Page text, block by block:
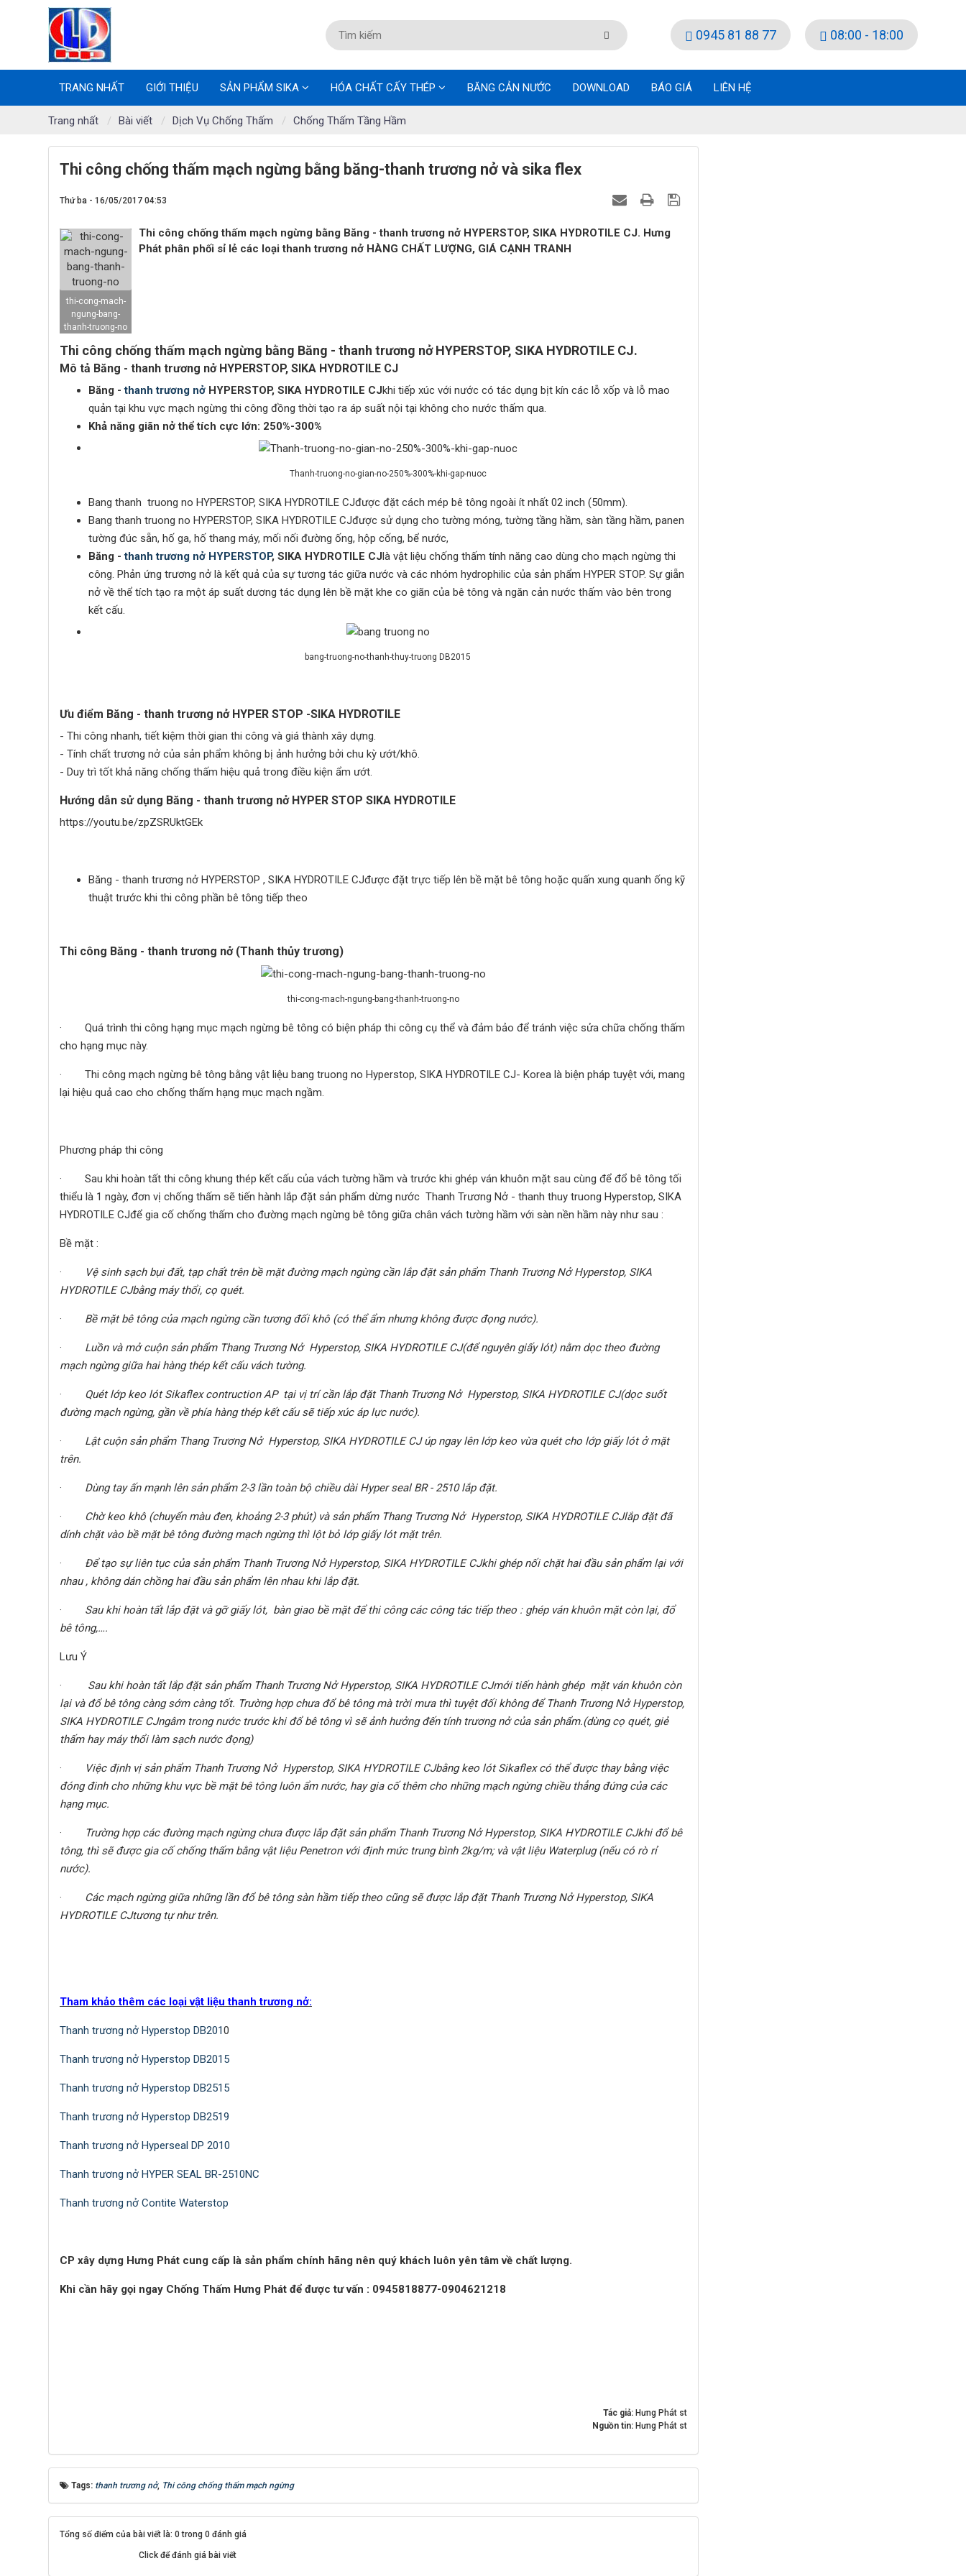
0945 81 88 77 08:00 - 18:00
TRANG NHẤT GIỚI THIỆU SẢN PHẨM SIKA HÓA CHẤT CẤY THÉP BĂNG CẢN NƯỚC DOWNLOAD BÁO GIÁ LIÊN HỆ
Trang nhất Bài viết Dịch Vụ Chống Thấm Chống Thấm Tầng Hầm
Thi công chống thấm mạch ngừng bằng băng-thanh trương nở và sika flex
Thứ ba - 16/05/2017 04:53
thi-cong-mach-
ngung-bang-
thanh-truong-no
Thi công chống thấm mạch ngừng bằng Băng - thanh trương nở HYPERSTOP, SIKA HYDROTILE CJ. Hưng
Phát phân phối sỉ lẻ các loại thanh trương nở HÀNG CHẤT LƯỢNG, GIÁ CẠNH TRANH
Thi công chống thấm mạch ngừng bằng Băng - thanh trương nở HYPERSTOP, SIKA HYDROTILE CJ.
Mô tả Băng - thanh trương nở HYPERSTOP, SIKA HYDROTILE CJ
Băng -thanh trương nở HYPERSTOP, SIKA HYDROTILE CJkhi tiếp xúc với nước có tác dụng bịt kín các lỗ xốp và lỗ mao
quản tại khu vực mạch ngừng thi công đồng thời tạo ra áp suất nội tại không cho nước thấm qua.
Khả năng giãn nở thể tích cực lớn: 250%-300%
Thanh-truong-no-gian-no-250%-300%-khi-gap-nuoc
Bang thanh truong no HYPERSTOP, SIKA HYDROTILE CJđược đặt cách mép bê tông ngoài ít nhất 02 inch (50mm).
Bang thanh truong no HYPERSTOP, SIKA HYDROTILE CJđược sử dụng cho tường móng, tường tầng hầm, sàn tầng hầm, panen
tường đúc sẵn, hố ga, hố thang máy, mối nối đường ống, hộp cống, bể nước,
Băng -thanh trương nở HYPERSTOP, SIKA HYDROTILE CJlà vật liệu chống thấm tính năng cao dùng cho mạch ngừng thi
công. Phản ứng trương nở là kết quả của sự tương tác giữa nước và các nhóm hydrophilic của sản phẩm HYPER STOP. Sự giẵn
nở về thể tích tạo ra một áp suất dương tác dụng lên bề mặt khe co giãn của bê tông và ngăn cản nước thấm vào bên trong
kết cấu.
bang-truong-no-thanh-thuy-truong DB2015
Ưu điểm Băng - thanh trương nở HYPER STOP -SIKA HYDROTILE
- Thi công nhanh, tiết kiệm thời gian thi công và giá thành xây dựng.
- Tính chất trương nở của sản phẩm không bị ảnh hưởng bởi chu kỳ ướt/khô.
- Duy trì tốt khả năng chống thấm hiệu quả trong điều kiện ẩm ướt.
Hướng dẫn sử dụng Băng - thanh trương nở HYPER STOP SIKA HYDROTILE
https://youtu.be/zpZSRUktGEk
Băng - thanh trương nở HYPERSTOP , SIKA HYDROTILE CJđược đặt trực tiếp lên bề mặt bê tông hoặc quấn xung quanh ống kỹ
thuật trước khi thi công phần bê tông tiếp theo
Thi công Băng - thanh trương nở (Thanh thủy trương)
thi-cong-mach-ngung-bang-thanh-truong-no
· Quá trình thi công hạng mục mạch ngừng bê tông có biện pháp thi công cụ thể và đảm bảo để tránh việc sửa chữa chống thấm
cho hạng mục này.
· Thi công mạch ngừng bê tông bằng vật liệu bang truong no Hyperstop, SIKA HYDROTILE CJ- Korea là biện pháp tuyệt với, mang
lại hiệu quả cao cho chống thấm hạng mục mạch ngầm.
Phương pháp thi công
· Sau khi hoàn tất thi công khung thép kết cấu của vách tường hầm và trước khi ghép ván khuôn mặt sau cùng để đổ bê tông tối
thiểu là 1 ngày, đơn vị chống thấm sẽ tiến hành lắp đặt sản phẩm dừng nước Thanh Trương Nở - thanh thuy truong Hyperstop, SIKA
HYDROTILE CJđể gia cố chống thấm cho đường mạch ngừng bê tông giữa chân vách tường hầm với sàn nền hầm này như sau :
Bề mặt :
·
Vệ sinh sạch bụi đất, tạp chất trên bề mặt đường mạch ngừng cần lắp đặt sản phẩm Thanh Trương Nở Hyperstop, SIKA
HYDROTILE CJbằng máy thổi, cọ quét.
· Bề mặt bê tông của mạch ngừng cần tương đối khô (có thể ẩm nhưng không được đọng nước).
· Luồn và mở cuộn sản phẩm Thang Trương Nở Hyperstop, SIKA HYDROTILE CJ(để nguyên giấy lót) nằm dọc theo đường
mạch ngừng giữa hai hàng thép kết cấu vách tường.
· Quét lớp keo lót Sikaflex contruction AP tại vị trí cần lắp đặt Thanh Trương Nở Hyperstop, SIKA HYDROTILE CJ(dọc suốt
đường mạch ngừng, gần về phía hàng thép kết cấu sẽ tiếp xúc áp lực nước).
· Lật cuộn sản phẩm Thang Trương Nở Hyperstop, SIKA HYDROTILE CJ úp ngay lên lớp keo vừa quét cho lớp giấy lót ở mặt
trên.
· Dùng tay ấn mạnh lên sản phẩm 2-3 lần toàn bộ chiều dài Hyper seal BR - 2510 lắp đặt.
· Chờ keo khô (chuyển màu đen, khoảng 2-3 phút) và sản phẩm Thang Trương Nở Hyperstop, SIKA HYDROTILE CJlắp đặt đã
dính chặt vào bề mặt bê tông đường mạch ngừng thì lột bỏ lớp giấy lót mặt trên.
· Để tạo sự liên tục của sản phẩm Thanh Trương Nở Hyperstop, SIKA HYDROTILE CJkhi ghép nối chặt hai đầu sản phẩm lại với
nhau , không dán chồng hai đầu sản phẩm lên nhau khi lắp đặt.
· Sau khi hoàn tất lắp đặt và gỡ giấy lót, bàn giao bề mặt để thi công các công tác tiếp theo : ghép ván khuôn mặt còn lại, đổ
bê tông,….
Lưu Ý
·
Sau khi hoàn tất lắp đặt sản phẩm Thanh Trương Nở Hyperstop, SIKA HYDROTILE CJmới tiến hành ghép mặt ván khuôn còn
lại và đổ bê tông càng sớm càng tốt. Trường hợp chưa đổ bê tông mà trời mưa thì tuyệt đối không để Thanh Trương Nở Hyperstop,
SIKA HYDROTILE CJngâm trong nước trước khi đổ bê tông vì sẽ ảnh hưởng đến tính trương nở của sản phẩm.(dùng cọ quét, giẻ
thấm hay máy thổi làm sạch nước đọng)
·
Việc định vị sản phẩm Thanh Trương Nở Hyperstop, SIKA HYDROTILE CJbằng keo lót Sikaflex có thể được thay bằng việc
đóng đinh cho những khu vực bề mặt bê tông luôn ẩm nước, hay gia cố thêm cho những mạch ngừng chiều thẳng đứng của các
hạng mục.
·
Trường hợp các đường mạch ngừng chưa được lắp đặt sản phẩm Thanh Trương Nở Hyperstop, SIKA HYDROTILE CJkhi đổ bê
tông, thì sẽ được gia cố chống thấm bằng vật liệu Penetron với định mức trung bình 2kg/m; và vật liệu Waterplug (nếu có rò rỉ
nước).
· Các mạch ngừng giữa những lần đổ bê tông sàn hầm tiếp theo cũng sẽ được lắp đặt Thanh Trương Nở Hyperstop, SIKA
HYDROTILE CJtương tự như trên.
Tham khảo thêm các loại vật liệu thanh trương nở:
Thanh trương nở Hyperstop DB2010
Thanh trương nở Hyperstop DB2015
Thanh trương nở Hyperstop DB2515
Thanh trương nở Hyperstop DB2519
Thanh trương nở Hyperseal DP 2010
Thanh trương nở HYPER SEAL BR-2510NC
Thanh trương nở Contite Waterstop
CP xây dựng Hưng Phát cung cấp là sản phẩm chính hãng nên quý khách luôn yên tâm về chất lượng.
Khi cần hãy gọi ngay Chống Thấm Hưng Phát để được tư vấn : 0945818877-0904621218
Tác giả: Hưng Phát st
Nguồn tin: Hưng Phát st
Tags: thanh trương nở, Thi công chống thấm mạch ngừng
Tổng số điểm của bài viết là: 0 trong 0 đánh giá
Click để đánh giá bài viết